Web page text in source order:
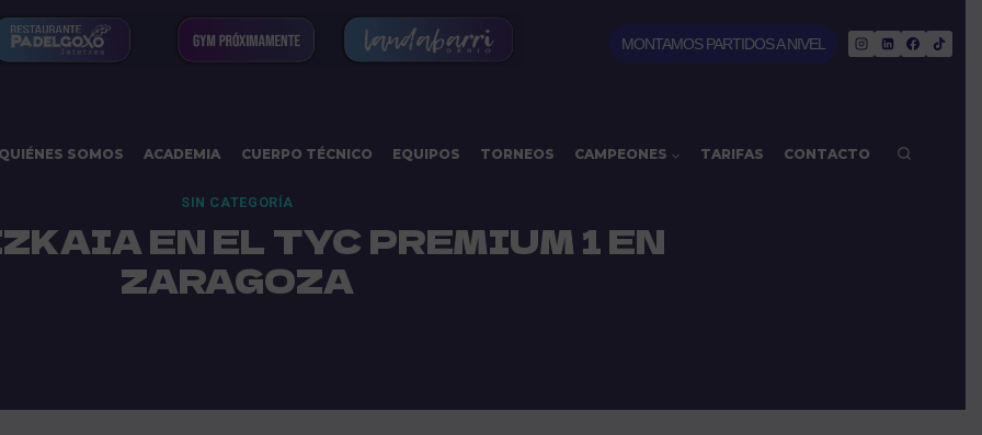
MONTAMOS PARTIDOS A NIVEL
QUIÉNES SOMOS ACADEMIA CUERPO TÉCNICO EQUIPOS TORNEOS CAMPEONES TARIFAS CONTACTO
SIN CATEGORÍA
EN EL TYC PREMIUM 1 EN
ZARAGOZA